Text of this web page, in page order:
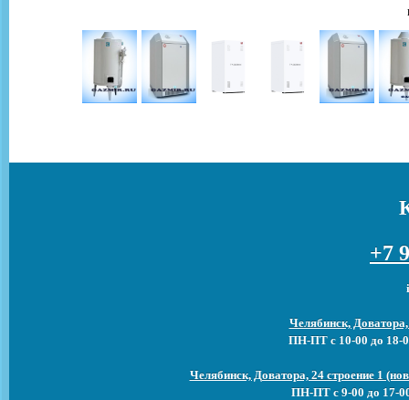
+7
Челябинск,
ПН-ПТ с 10-00 до 18-
Челябинск, Доватора, 24 строение 1
ПН-ПТ с 9-00 до 17-